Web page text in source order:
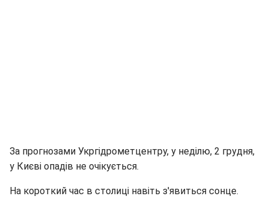
За прогнозами Укргідрометцентру, у неділю, 2 грудня,
у Києві опадів не очікується.
На короткий час в столиці навіть з'явиться сонце.